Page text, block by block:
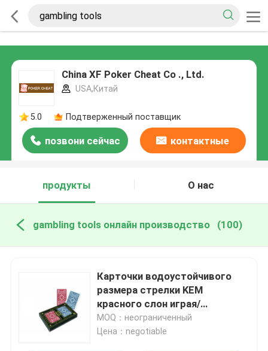
China XF Poker Cheat Co ., Ltd.
USA,Китай
5.0 Подтверженный поставщик
позвони сейчас контактные
продукты
О нас
gambling tools онлайн производство (100)
Карточки водоустойчивого
размера стрелки KEM
красного слон играя/
маркировали карточки покера
MOQ：неограниченный
Цена：negotiable